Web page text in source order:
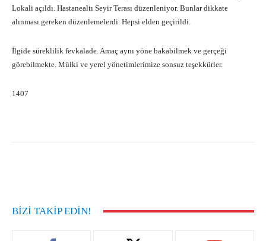
Lokali açıldı. Hastanealtı Seyir Terası düzenleniyor. Bunlar dikkate
alınması gereken düzenlemelerdi. Hepsi elden geçirildi.
İlgide süreklilik fevkalade. Amaç aynı yöne bakabilmek ve gerçeği
görebilmekte. Mülki ve yerel yönetimlerimize sonsuz teşekkürler.
1407
BIZI TAKIP EDIN!